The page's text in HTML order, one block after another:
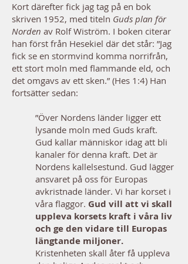
Kort därefter fick jag tag på en bok
skriven 1952, med titeln Guds plan för
Norden av Rolf Wiström. I boken citerar
han först från Hesekiel där det står: ”Jag
fick se en stormvind komma norrifrån,
ett stort moln med flammande eld, och
det omgavs av ett sken.” (Hes 1:4) Han
fortsätter sedan:
”Över Nordens länder ligger ett
lysande moln med Guds kraft.
Gud kallar människor idag att bli
kanaler för denna kraft. Det är
Nordens kallelsestund. Gud lägger
ansvaret på oss för Europas
avkristnade länder. Vi har korset i
våra flaggor. Gud vill att vi skall
uppleva korsets kraft i våra liv
och ge den vidare till Europas
längtande miljoner.
Kristenheten skall åter få uppleva